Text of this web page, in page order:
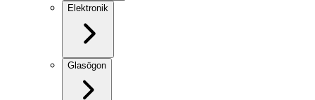
Elektronik
Glasögon